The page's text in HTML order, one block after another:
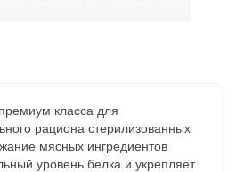
класса для
рациона стерилизованных
мясных ингредиентов
уровень белка и укрепляет